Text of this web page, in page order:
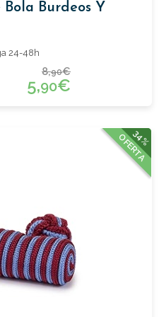
Bola Burdeos Y
24-48h
8,90€
5,90€
34%
OFERTA